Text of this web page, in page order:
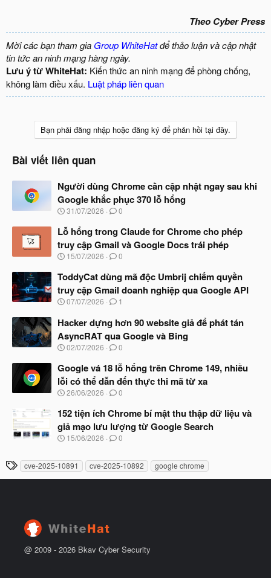
Theo Cyber Press
Mời các bạn tham gia Group WhiteHatđể thảo luận và cập nhật
tin tức an ninh mạng hàng ngày.
Lưu ý từ WhiteHat: Kiến thức an ninh mạng để phòng chống,
không làm điều xấu. Luật pháp liên quan
Bạn phải đăng nhập hoặc đăng ký để phản hồi tại đây.
Bài viết liên quan
Người dùng Chrome cần cập nhật ngay sau khi
Google khắc phục 370 lỗ hổng
N
à
b
ắ
đ
ầ
u
31/07/2026 0
Lỗ hổng trong Claude for Chrome cho phép
truy cập Gmail và Google Docs trái phép
N
à
b
ắ
đ
ầ
u
15/07/2026 0
ToddyCat dùng mã độc Umbrij chiếm quyền
truy cập Gmail doanh nghiệp qua Google API
N
à
y
b
ắ
đ
ầ
u
07/07/2026 1
Hacker dựng hơn 90 website giả để phát tán
AsyncRAT qua Google và Bing
N
à
b
ắ
đ
ầ
u
02/07/2026 0
Google vá 18 lỗ hổng trên Chrome 149, nhiều
lỗi có thể dẫn đến thực thi mã từ xa
N
à
y
b
ắ
đ
ầ
u
26/06/2026 0
152 tiện ích Chrome bí mật thu thập dữ liệu và
giả mạo lưu lượng từ Google Search
N
y
u
15/06/2026 0
T
h
cve-2025-10891 cve-2025-10892 google chrome
@ 2009 - 2026 Bkav Cyber Security